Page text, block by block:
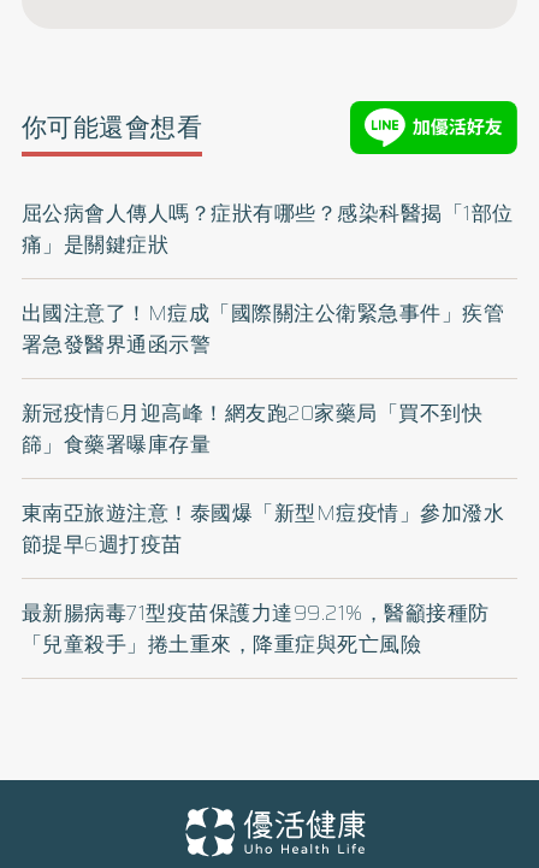
你可能還會想看
屈公病會人傳人嗎？症狀有哪些？感染科醫揭「1部位
痛」是關鍵症狀
出國注意了！M痘成「國際關注公衛緊急事件」疾管
署急發醫界通函示警
新冠疫情6月迎高峰！網友跑20家藥局「買不到快
篩」食藥署曝庫存量
東南亞旅遊注意！泰國爆「新型M痘疫情」參加潑水
節提早6週打疫苗
最新腸病毒71型疫苗保護力達99.21%，醫籲接種防
「兒童殺手」捲土重來，降重症與死亡風險